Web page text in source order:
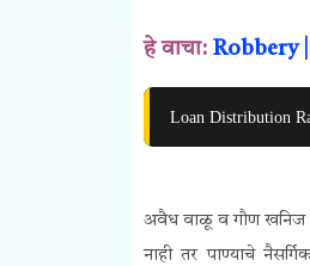
हे वाचा: Robbery |
Loan Distribution
अवैध वाळू व गौण खनिज
नाही तर पाण्याचे